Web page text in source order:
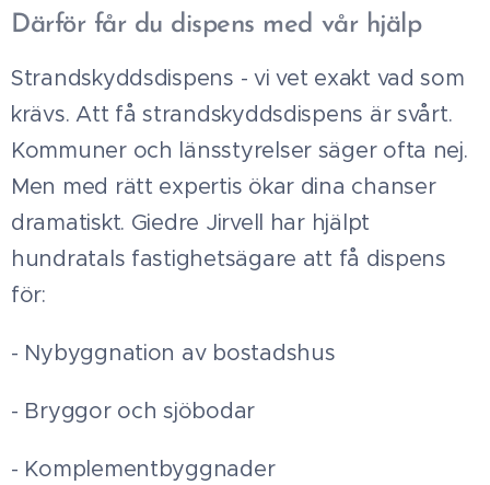
Därför får du dispens med vår hjälp
Strandskyddsdispens - vi vet exakt vad som
krävs. Att få strandskyddsdispens är svårt.
Kommuner och länsstyrelser säger ofta nej.
Men med rätt expertis ökar dina chanser
dramatiskt. Giedre Jirvell har hjälpt
hundratals fastighetsägare att få dispens
för:
- Nybyggnation av bostadshus
- Bryggor och sjöbodar
- Komplementbyggnader